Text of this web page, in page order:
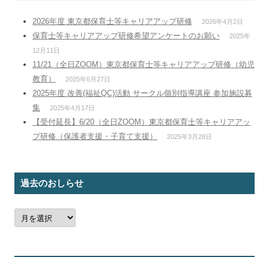
2026年度 東京都保育士等キャリアアップ研修 2026年4月2日
保育士等キャリアアップ研修希望アンケートのお願い
2025年
12月11日
11/21（全日ZOOM）東京都保育士等キャリアアップ研修（幼児
教育）
2025年6月27日
2025年度 改善(福祉QC)活動 サークル個別指導講座 参加施設募
集
2025年4月17日
【受付延長】6/20（全日ZOOM）東京都保育士等キャリアアッ
プ研修（保護者支援・子育て支援）
2025年3月28日
過去のおしらせ
過
去
の
ら